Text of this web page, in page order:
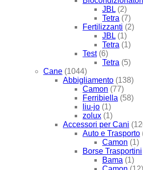
JBL (2)
Tetra (7)
Fertilizzanti (2)
JBL (1)
Tetra (1)
Test (6)
Tetra (5)
Cane (1044)
Abbigliamento (138)
Camon (77)
Ferribiella (58)
liu-jo (1)
zolux (1)
Accessori per Cani
Auto e Trasporto
Camon (1)
Borse Trasportini
Bama (1)